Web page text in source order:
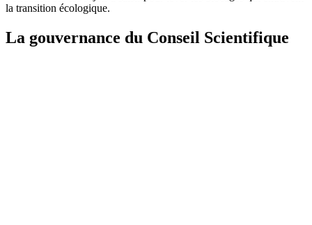
la transition écologique.
La gouvernance du Conseil Scientifique